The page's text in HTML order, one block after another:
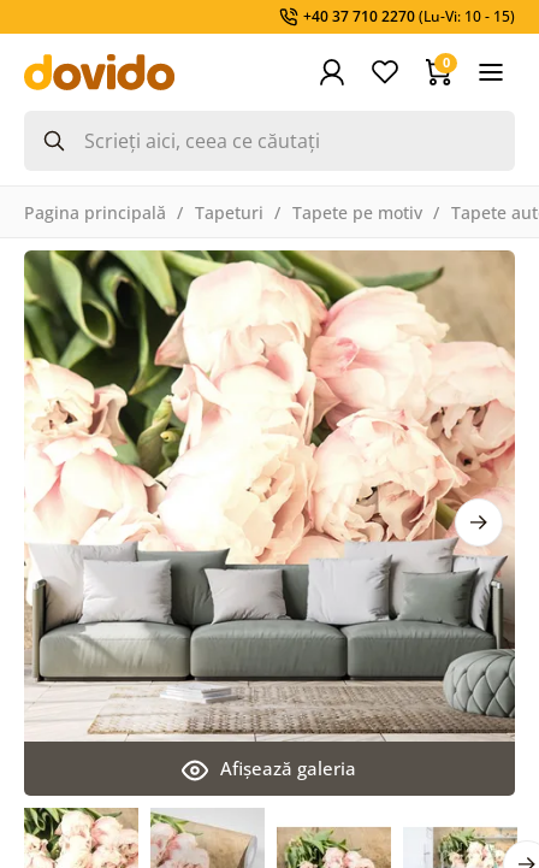
+40 37 710 2270(Lu-Vi: 10 - 15)
0
Pagina principală Tapeturi Tapete pe motiv Tapete
Afişează galeria